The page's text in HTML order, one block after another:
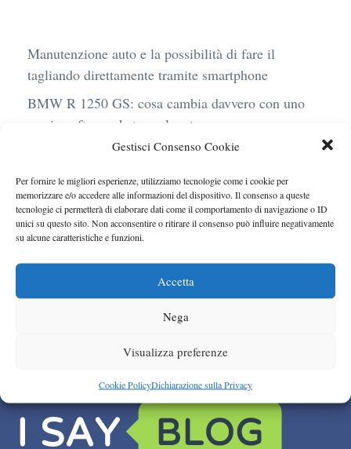
Gestisci Consenso Cookie
Per fornire le migliori esperienze, utilizziamo tecnologie come i cookie per
memorizzare e/o accedere alle informazioni del dispositivo. Il consenso a queste
tecnologie ci permetterà di elaborare dati come il comportamento di navigazione o ID
unici su questo sito. Non acconsentire o ritirare il consenso può influire negativamente
su alcune caratteristiche e funzioni.
Accetta
Nega
Visualizza preferenze
Cookie PolicyDichiarazione sulla Privacy
Manutenzione auto e la possibilità di fare il
tagliando direttamente tramite smartphone
BMW R 1250 GS: cosa cambia davvero con uno
scarico aftermarket omologato
Audi Q4 e-Tron 40 Business elettrica: mobilità
sostenibile, stile, anche con noleggio a lungo
termine
Ufficiale l’arrivo degli stop lampeggianti
obbligatori in Italia
Peugeot